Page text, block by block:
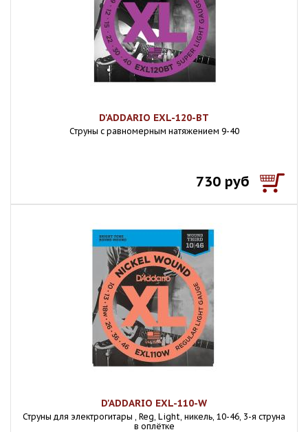
D'ADDARIO EXL-120-BT
Струны с равномерным натяжением 9-40
730 руб
D'ADDARIO EXL-110-W
Струны для электрогитары , Reg, Light, никель, 10-46, 3-я струна
в оплётке